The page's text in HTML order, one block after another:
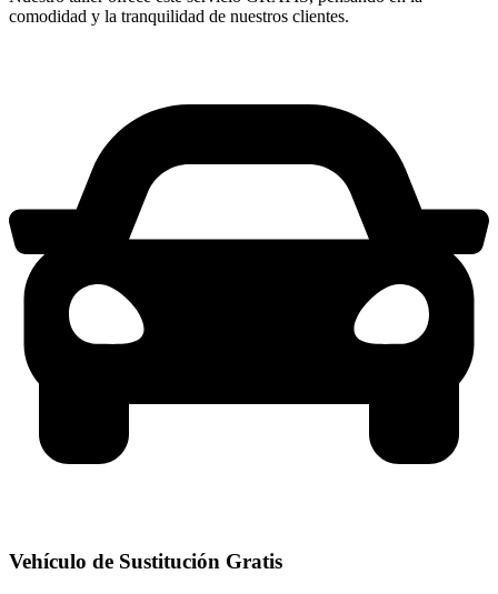
comodidad y la tranquilidad de nuestros clientes.
Vehículo de Sustitución Gratis